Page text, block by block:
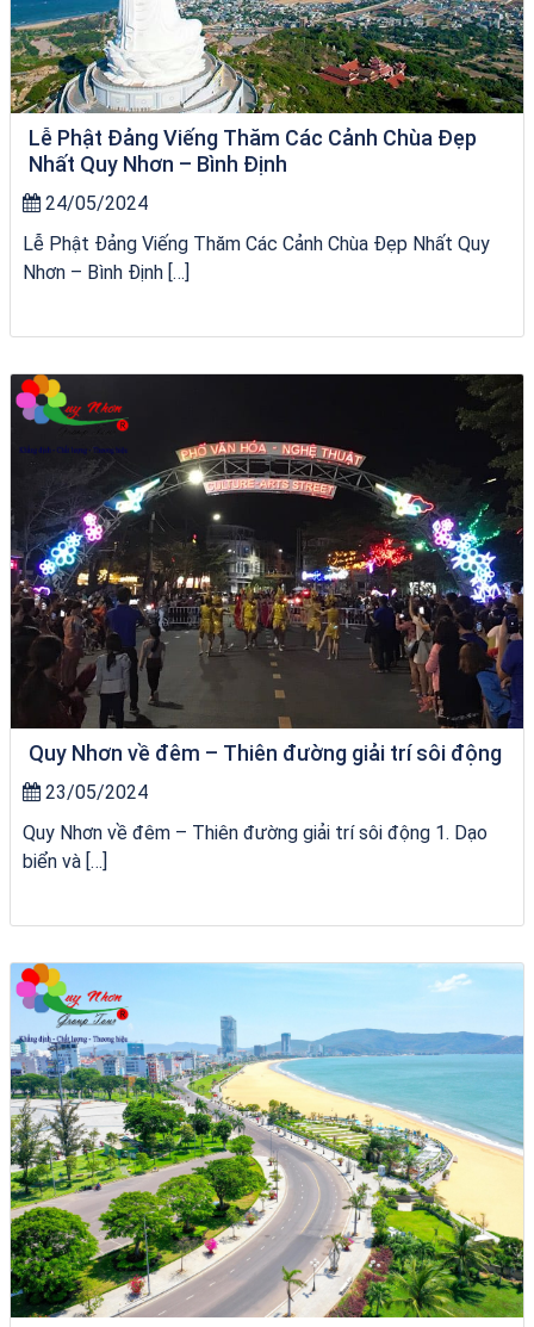
Lễ Phật Đảng Viếng Thăm Các Cảnh Chùa Đẹp
Nhất Quy Nhơn – Bình Định
24/05/2024
Lễ Phật Đảng Viếng Thăm Các Cảnh Chùa Đẹp Nhất Quy
Nhơn – Bình Định […]
Quy Nhơn về đêm – Thiên đường giải trí sôi động
23/05/2024
Quy Nhơn về đêm – Thiên đường giải trí sôi động 1. Dạo
biển và […]
Homestay Đẹp Tại Măng Đen